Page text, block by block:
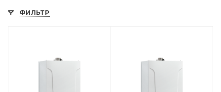
ФИЛЬТР